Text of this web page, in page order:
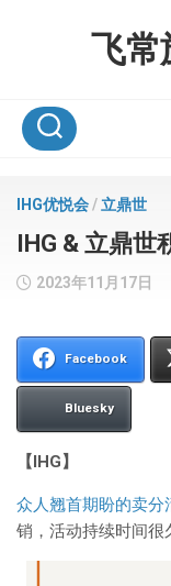
飞常
IHG优悦会/立鼎世
IHG & 立鼎世
2023年11月17日
Facebook
Bluesky
【IHG】
众人翘首期盼的卖分
销，活动持续时间很